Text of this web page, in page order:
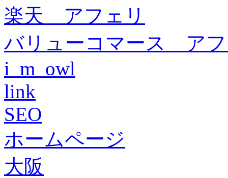
楽天 アフェリ
バリューコマース ア
i_m_owl
link
SEO
ホームページ
大阪